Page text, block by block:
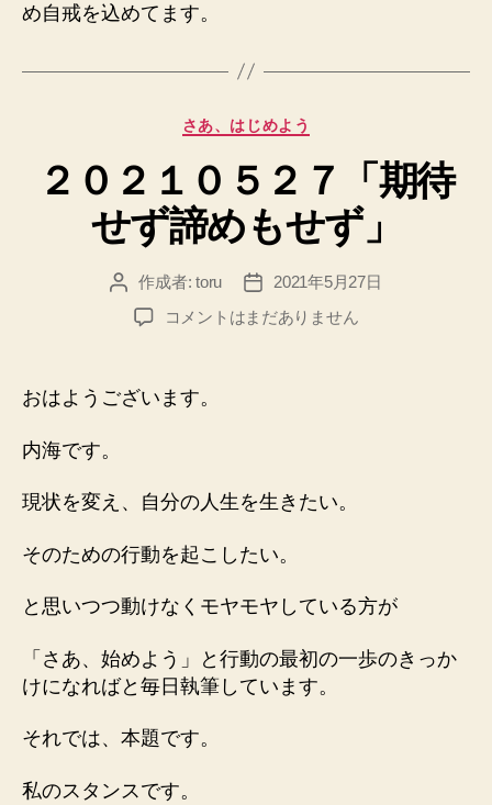
め自戒を込めてます。
カ
ゴ
リ
ー
さあ、はじめよう
２０２１０５２７「期待
せず諦めもせず」
投
稿
作成者:toru
投
稿
日
2021年5月27日
２
１
０
「期
せ
諦
も
せ
ず」
へ
の
コメントはまだありません
おはようございます。
内海です。
現状を変え、自分の人生を生きたい。
そのための行動を起こしたい。
と思いつつ動けなくモヤモヤしている方が
「さあ、始めよう」と行動の最初の一歩のきっか
けになればと毎日執筆しています。
それでは、本題です。
私のスタンスです。